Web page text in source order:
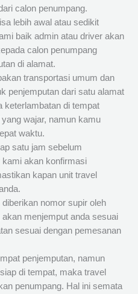
calon penumpang.
lebih awal atau sedikit
baik admin atau driver akan
calon penumpang
di alamat.
transportasi umum dan
penjemputan dari satu alamat
keterlambatan di tempat
wajar, namun kamu
waktu.
satu jam sebelum
akan konfirmasi
kapan unit travel
nomor supir oleh
menjemput anda sesuai
sesuai dengan pemesanan
penjemputan, namun
di tempat, maka travel
penumpang. Hal ini semata